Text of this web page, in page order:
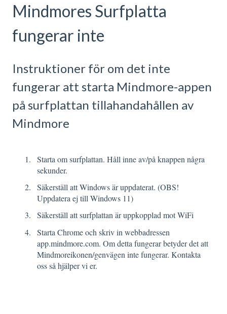
Mindmores Surfplatta
fungerar inte
Instruktioner för om det inte
fungerar att starta Mindmore-appen
på surfplattan tillahandahållen av
Mindmore
Starta om surfplattan. Håll inne av/på knappen några
sekunder.
Säkerställ att Windows är uppdaterat. (OBS!
Uppdatera ej till Windows 11)
Säkerställ att surfplattan är uppkopplad mot WiFi
Starta Chrome och skriv in webbadressen
app.mindmore.com. Om detta fungerar betyder det att
Mindmoreikonen/genvägen inte fungerar. Kontakta
oss så hjälper vi er.